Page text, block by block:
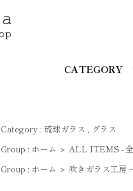
CATEGORY
Category : 琉球ガラス
グラス
Group : ホーム ＞ ALL ITEMS -
Group : ホーム ＞ 吹きガラス工房